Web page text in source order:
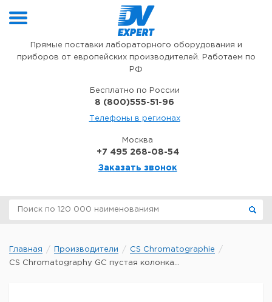
Прямые поставки лабораторного оборудования и
приборов от европейских производителей. Работаем по
РФ
Бесплатно по России
8 (800)555-51-96
Телефоны в регионах
Москва
+7 495 268-08-54
Заказать звонок
Главная Производители
CS Chromatographie
CS Chromatography GC пустая колонка...